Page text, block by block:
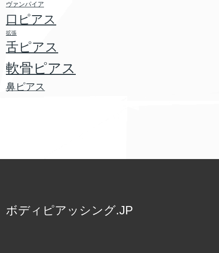
ヴァンパイア
口ピアス
拡張
舌ピアス
軟骨ピアス
鼻ピアス
ボディピアッシング.JP